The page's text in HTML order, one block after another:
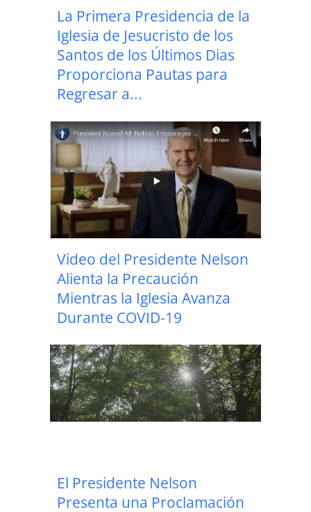
La Primera Presidencia de la
Iglesia de Jesucristo de los
Santos de los Últimos Dias
Proporciona Pautas para
Regresar a...
Video del Presidente Nelson
Alienta la Precaución
Mientras la Iglesia Avanza
Durante COVID-19
El Presidente Nelson
Presenta una Proclamación